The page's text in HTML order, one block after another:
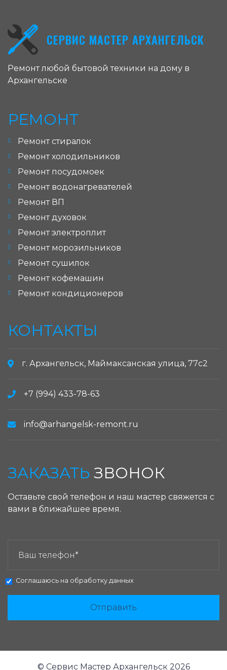
СЕРВИС МАСТЕР АРХАНГЕЛЬСК
Ремонт любой бытовой техники на дому в
Архангельске
РЕМОНТ
Ремонт стиралок
Ремонт холодильников
Ремонт посудомоек
Ремонт водонагревателей
Ремонт ВП
Ремонт духовок
Ремонт электроплит
Ремонт морозильников
Ремонт сушилок
Ремонт кофемашин
Ремонт кондиционеров
КОНТАКТЫ
г. Архангельск, Маймаксанская улица, 77с2
+7 (994) 433-78-63
info@arhangelsk-remont.ru
ЗАКАЗАТЬ ЗВОНОК
Оставьте свой телефон и наш мастер свяжется с
вами в ближайшее время.
Соглашаюсь на обработку данных
Отправить
© Сервис Мастер Архангельск 2026